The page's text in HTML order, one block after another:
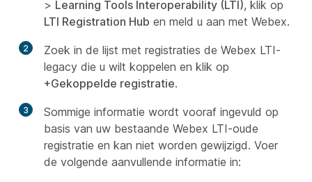
> Learning Tools Interoperability (LTI), klik op
LTI Registration Hub en meld u aan met Webex.
2
Zoek in de lijst met registraties de Webex LTI-
legacy die u wilt koppelen en klik op
+Gekoppelde registratie.
3
Sommige informatie wordt vooraf ingevuld op
basis van uw bestaande Webex LTI-oude
registratie en kan niet worden gewijzigd. Voer
de volgende aanvullende informatie in: